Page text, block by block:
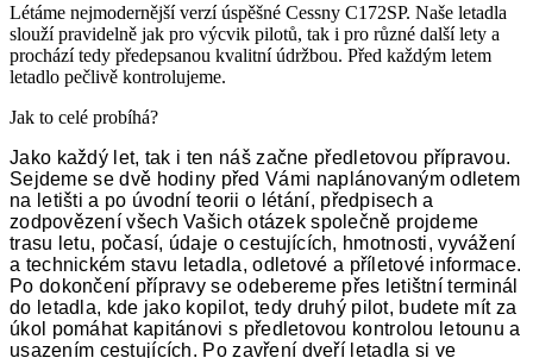
Létáme nejmodernější verzí úspěšné Cessny C172SP. Naše letadla
slouží pravidelně jak pro výcvik pilotů, tak i pro různé další lety a
prochází tedy předepsanou kvalitní údržbou. Před každým letem
letadlo pečlivě kontrolujeme.
Jak to celé probíhá?
Jako každý let, tak i ten náš začne předletovou přípravou.
Sejdeme se dvě hodiny před Vámi naplánovaným odletem
na letišti a po úvodní teorii o létání, předpisech a
zodpovězení všech Vašich otázek společně projdeme
trasu letu, počasí, údaje o cestujících, hmotnosti, vyvážení
a technickém stavu letadla, odletové a příletové informace.
Po dokončení přípravy se odebereme přes letištní terminál
do letadla, kde jako kopilot, tedy druhý pilot, budete mít za
úkol pomáhat kapitánovi s předletovou kontrolou letounu a
usazením cestujících. Po zavření dveří letadla si ve